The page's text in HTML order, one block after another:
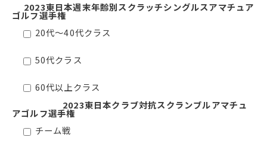
2023東日本週末年齢別スクラッチシングルスアマチュア
ゴルフ選手権
20代～40代クラス
50代クラス
60代以上クラス
2023東日本クラブ対抗スクランブルアマチュ
アゴルフ選手権
チーム戦